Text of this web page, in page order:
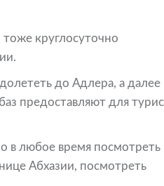
круглосуточно
до Адлера, а далее
предоставляют для
в любое время посмотреть
Абхазии, посмотреть